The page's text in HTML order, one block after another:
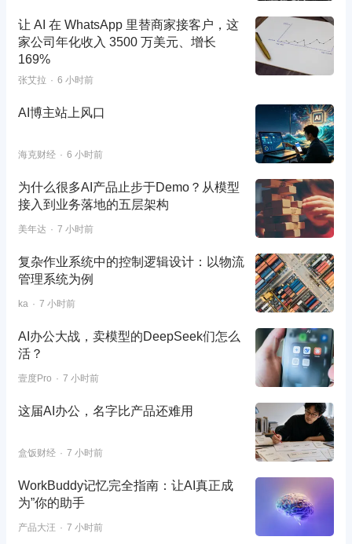
让 AI 在 WhatsApp 里替商家接客户，这
家公司年化收入 3500 万美元、增长
169%
张艾拉 6 小时前
AI博主站上风口
海克财经 6 小时前
为什么很多AI产品止步于Demo？从模型
接入到业务落地的五层架构
美年达 7 小时前
复杂作业系统中的控制逻辑设计：以物流
管理系统为例
ka 7 小时前
AI办公大战，卖模型的DeepSeek们怎么
活？
壹度Pro 7 小时前
这届AI办公，名字比产品还难用
盒饭财经 7 小时前
WorkBuddy记忆完全指南：让AI真正成
为”你的助手
产品大汪 7 小时前